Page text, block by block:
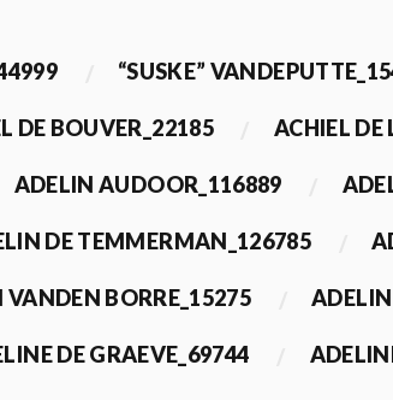
“SUSKE”
DE BOUVER_22185 ACHIEL DE
ADELIN AUDOOR_116889
DE TEMMERMAN_126785
VANDEN BORRE_15275
DE GRAEVE_69744